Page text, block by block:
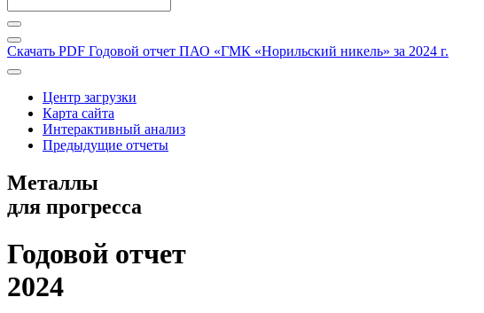
Скачать PDF Годовой отчет ПАО «ГМК «Норильский никель» за 2024 г.
Центр загрузки
Карта сайта
Интерактивный анализ
Предыдущие отчеты
Металлы
для прогресса
Годовой отчет
2024